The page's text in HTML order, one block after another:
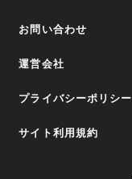
お問い合わせ
運営会社
プライバシーポリシー
サイト利用規約